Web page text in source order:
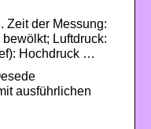
Zeit der Messung:
Luftdruck:
Hochdruck …
ausführlichen